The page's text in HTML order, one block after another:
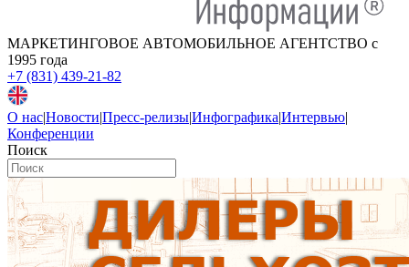
МАРКЕТИНГОВОЕ АВТОМОБИЛЬНОЕ АГЕНТСТВО с
1995 года
+7 (831) 439-21-82
О нас|Новости|Пресс-релизы|Инфографика|Интервью|
Конференции
Поиск